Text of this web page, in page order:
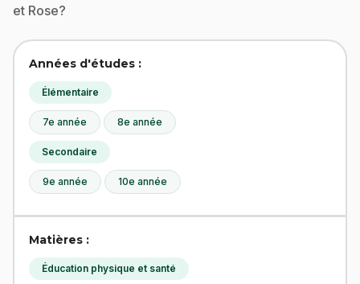
et Rose?
Années d'études :
Élémentaire
7e année 8e année
Secondaire
9e année 10e année
Matières :
Éducation physique et santé